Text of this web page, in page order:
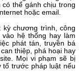
thể gánh chịu trong
hoặc email.
kỳ chương trình, công
hệ thống hay làm
phát tán, truyền bá
thiệp, phá hoại hay
Mọi vi phạm sẽ bị
trước pháp luật nếu